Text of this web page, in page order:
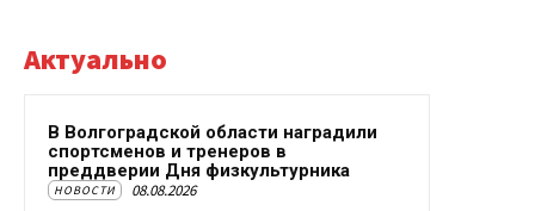
Актуально
В Волгоградской области наградили
спортсменов и тренеров в
преддверии Дня физкультурника
НОВОСТИ 08.08.2026